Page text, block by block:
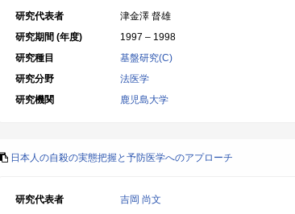
研究代表者
津金澤 督雄
研究期間 (年度)
1997 – 1998
研究種目
基盤研究(C)
研究分野
法医学
研究機関
鹿児島大学
日本人の自殺の実態把握と予防医学へのアプローチ
研究代表者
吉岡 尚文